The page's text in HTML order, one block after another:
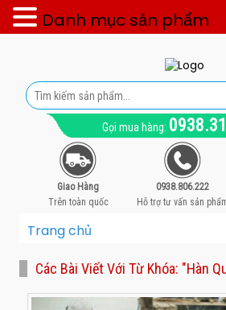
Gọi mua hàng:
Giao Hàng
Trên toàn quốc
0938.806.222
Hỗ trợ tư vấn sản
Trang chủ
Các Bài Viết Với Từ Khóa: "hàn
Danh mục sản phẩm